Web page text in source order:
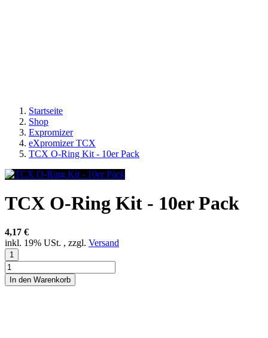
Startseite
Shop
Expromizer
eXpromizer TCX
TCX O-Ring Kit - 10er Pack
TCX O-Ring Kit - 10er Pack
4,17 €
inkl. 19% USt. , zzgl. Versand
In den Warenkorb